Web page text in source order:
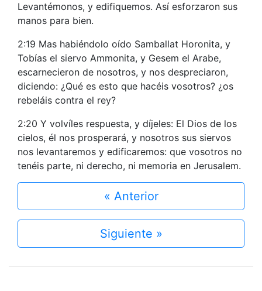
Levantémonos, y edifiquemos. Así esforzaron sus
manos para bien.
2:19 Mas habiéndolo oído Samballat Horonita, y
Tobías el siervo Ammonita, y Gesem el Arabe,
escarnecieron de nosotros, y nos despreciaron,
diciendo: ¿Qué es esto que hacéis vosotros? ¿os
rebeláis contra el rey?
2:20 Y volvíles respuesta, y díjeles: El Dios de los
cielos, él nos prosperará, y nosotros sus siervos
nos levantaremos y edificaremos: que vosotros no
tenéis parte, ni derecho, ni memoria en Jerusalem.
« Anterior
Siguiente »